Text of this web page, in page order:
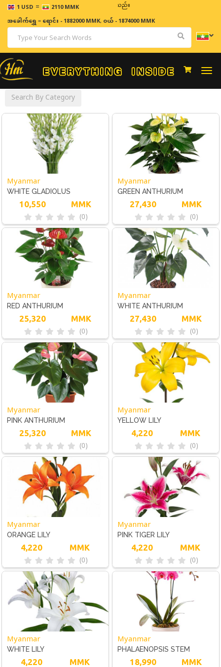
1 USD = 2110 MMK
ဈေးနှုန်းများသည် အချိန်နှင့် အမျှပြောင်းလဲနိုင်သည်။
အခေါက်ရွှေ=ရောင်း - 1882000 MMK, ဝယ် - 1874000 MMK
Search By Category
Myanmar
WHITE GLADIOLUS
10,550 MMK
(0)
Myanmar
GREEN ANTHURIUM
27,430 MMK
(0)
Myanmar
RED ANTHURIUM
25,320 MMK
(0)
Myanmar
WHITE ANTHURIUM
27,430 MMK
(0)
Myanmar
PINK ANTHURIUM
25,320 MMK
(0)
Myanmar
YELLOW LILY
4,220 MMK
(0)
Myanmar
ORANGE LILY
4,220 MMK
(0)
Myanmar
PINK TIGER LILY
4,220 MMK
(0)
Myanmar
WHITE LILY
4,220 MMK
Myanmar
PHALAENOPSIS STEM
ORCHID
18,990 MMK